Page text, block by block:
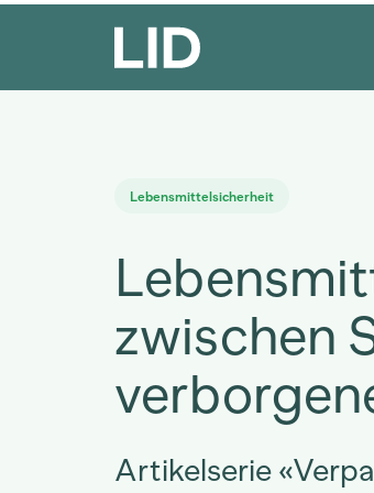
Lebensmittelsicherheit
zwischen
Artikelserie